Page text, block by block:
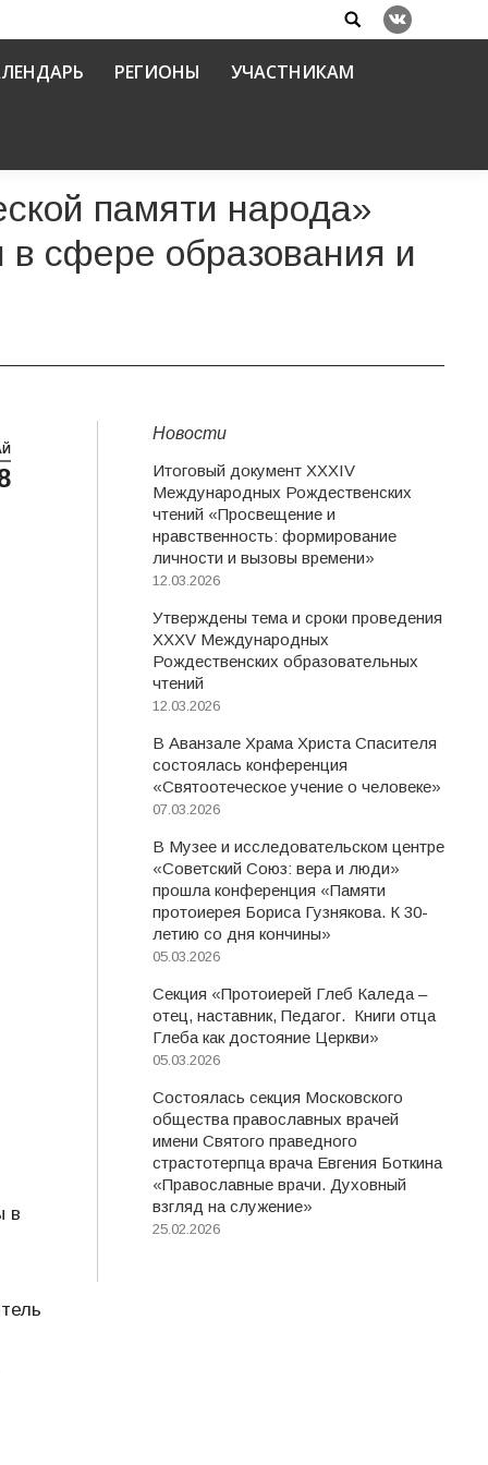
Search:
Вконтакте
РЕГИОНЫ УЧАСТНИКАМ
памяти народа»
сфере образования и
в
Новости
Итоговый документ XXХIV
Международных Рождественских
чтений «Просвещение и
нравственность: формирование
личности и вызовы времени»
12.03.2026
Утверждены тема и сроки проведения
XXXV Международных
Рождественских образовательных
чтений
12.03.2026
В Аванзале Храма Христа Спасителя
состоялась конференция
«Святоотеческое учение о человеке»
07.03.2026
В Музее и исследовательском центре
«Советский Союз: вера и люди»
прошла конференция «Памяти
протоиерея Бориса Гузнякова. К 30-
летию со дня кончины»
05.03.2026
Секция «Протоиерей Глеб Каледа –
отец, наставник, Педагог. Книги отца
Глеба как достояние Церкви»
05.03.2026
Состоялась секция Московского
общества православных врачей
имени Святого праведного
страстотерпца врача Евгения Боткина
«Православные врачи. Духовный
взгляд на служение»
25.02.2026